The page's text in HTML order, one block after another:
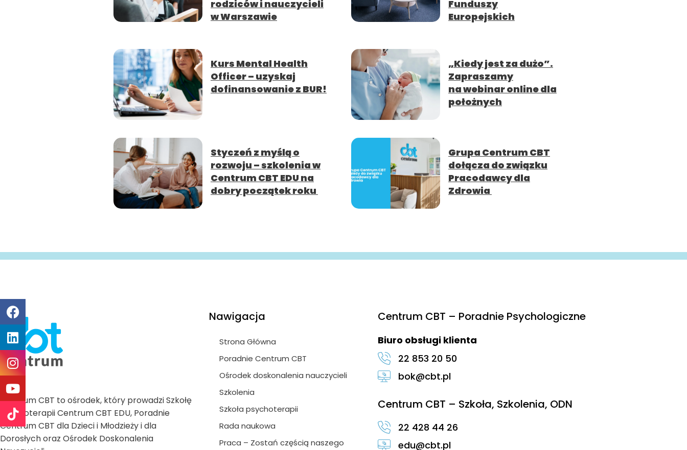
rodziców i nauczycieli
w Warszawie
Funduszy
Europejskich
Kurs Mental Health
Officer – uzyskaj
dofinansowanie z BUR!
„Kiedy jest za dużo”.
Zapraszamy
na webinar online dla
położnych
Styczeń z myślą o
rozwoju – szkolenia w
Centrum CBT EDU na
dobry początek roku
Grupa Centrum CBT
dołącza do związku
Pracodawcy dla
Zdrowia
Centrum CBT to ośrodek, który prowadzi Szkołę
Psychoterapii Centrum CBT EDU, Poradnie
Centrum CBT dla Dzieci i Młodzieży i dla
Dorosłych oraz Ośrodek Doskonalenia
Nawigacja
Strona Główna
Poradnie Centrum CBT
Ośrodek doskonalenia nauczycieli
Szkolenia
Szkoła psychoterapii
Rada naukowa
Praca – Zostań częścią naszego
Centrum CBT – Poradnie Psychologiczne
Biuro obsługi klienta
22 853 20 50
bok@cbt.pl
Centrum CBT – Szkoła, Szkolenia, ODN
22 428 44 26
edu@cbt.pl